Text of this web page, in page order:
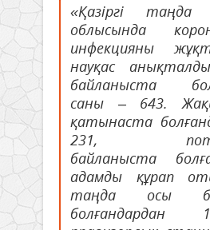
«Қазіргі таңда
облысында
инфекцияны
науқас
байланыста
саны – 643.
қатынаста
231,
байланыста
адамды құрап
таңда осы